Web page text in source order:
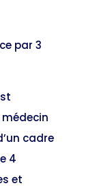
par 3
médecin
cadre
4
et